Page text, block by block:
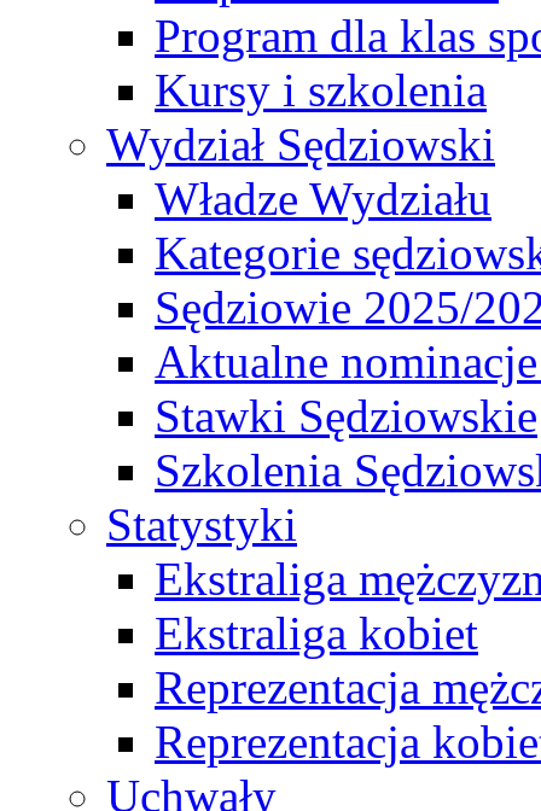
Program dla klas
Kursy i szkolenia
Wydział Sędziowski
Władze Wydziału
Kategorie
Sędziowie 2025/
Aktualne
Stawki Sędziowskie
Szkolenia
Statystyki
Ekstraliga
Ekstraliga kobiet
Reprezentacja
Reprezentacja
Uchwały